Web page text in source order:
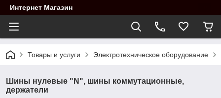
Интернет Магазин
Товары и услуги Электротехническое оборудование
Шины нулевые "N", шины коммутационные,
держатели